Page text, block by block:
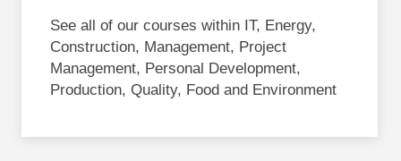
See all of our courses within IT, Energy,
Construction, Management, Project
Management, Personal Development,
Production, Quality, Food and Environment